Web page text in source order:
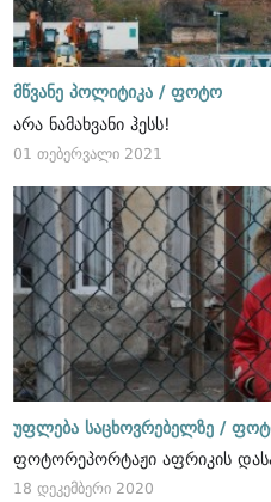
მწვანე პოლიტიკა / ფოტო
არა ნამახვანი ჰესს!
01 თებერვალი 2021
უფლება საცხოვრებელზე /
ფოტორეპორტაჟი აფრიკის
18 დეკემბერი 2020